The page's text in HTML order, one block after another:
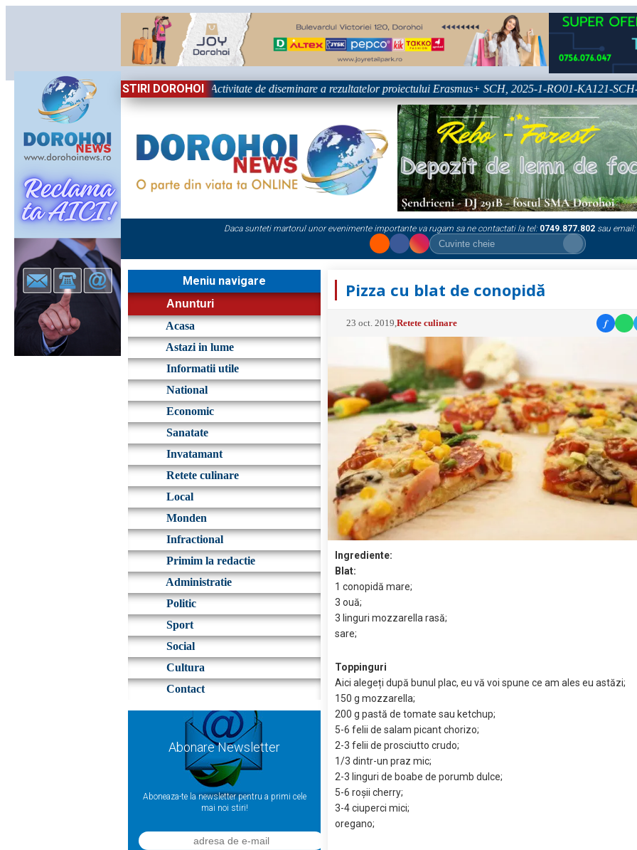
STIRI DOROHOI
Național „Grigore Ghica” Dorohoi - Activitate de diseminare a rezultatelor proiectului Erasmus+ SCH, 2025-1-RO01-KA121-SCH-
Daca sunteti martorul unor evenimente importante va rugam sa ne contactati la tel: 0749.877.802 sau email:
Meniu navigare
Anunturi
Acasa
Astazi in lume
Informatii utile
National
Economic
Sanatate
Invatamant
Retete culinare
Local
Monden
Infractional
Primim la redactie
Administratie
Politic
Sport
Social
Cultura
Contact
Abonare Newsletter
Aboneaza-te la newsletter pentru a primi cele
mai noi stiri!
Pizza cu blat de conopidă
23 oct. 2019 ,Retete culinare f
Ingrediente:
Blat:
1 conopidă mare;
3 ouă;
3 linguri mozzarella rasă;
sare;
Toppinguri
Aici alegeți după bunul plac, eu vă voi spune ce am ales eu astăzi;
150 g mozzarella;
200 g pastă de tomate sau ketchup;
5-6 felii de salam picant chorizo;
2-3 felii de prosciutto crudo;
1/3 dintr-un praz mic;
2-3 linguri de boabe de porumb dulce;
5-6 roșii cherry;
3-4 ciuperci mici;
oregano;